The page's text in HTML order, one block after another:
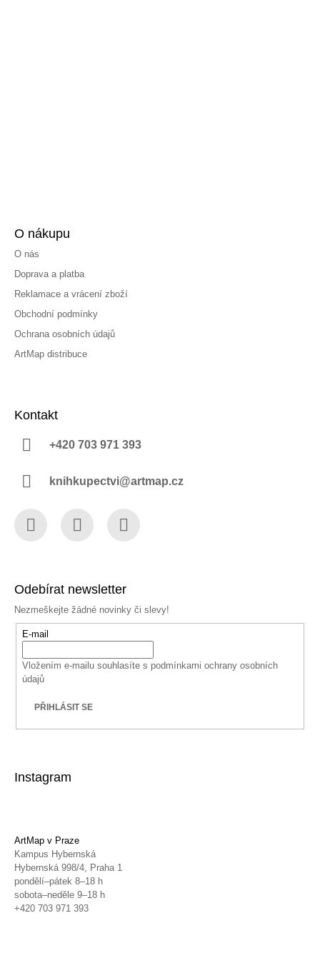
O nákupu
O nás
Doprava a platba
Reklamace a vrácení zboží
Obchodní podmínky
Ochrana osobních údajů
ArtMap distribuce
Kontakt
+420 703 971 393
knihkupectvi@artmap.cz
Odebírat newsletter
Nezmeškejte žádné novinky či slevy!
E-mail
Vložením e-mailu souhlasíte s podmínkami ochrany osobních
údajů
PŘIHLÁSIT SE
Instagram
ArtMap v Praze
Kampus Hybernská
Hybernská 998/4, Praha 1
pondělí–pátek 8–18 h
sobota–neděle 9–18 h
+420 703 971 393